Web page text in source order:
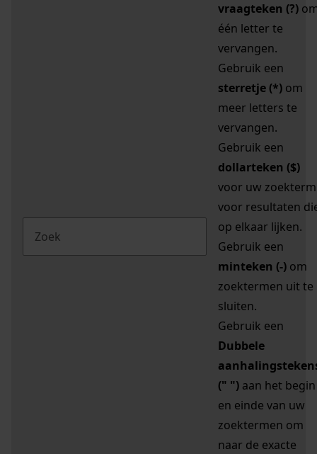
vraagteken (?)
één letter te
vervangen.
Gebruik een
sterretje (*) om
meer letters te
vervangen.
Gebruik een
dollarteken ($)
voor uw zoekterm
voor resultaten
op elkaar lijken.
Gebruik een
minteken (-) om
zoektermen uit te
sluiten.
Gebruik een
Dubbele
(" ") aan het begin
en einde van uw
zoektermen om
naar de exacte